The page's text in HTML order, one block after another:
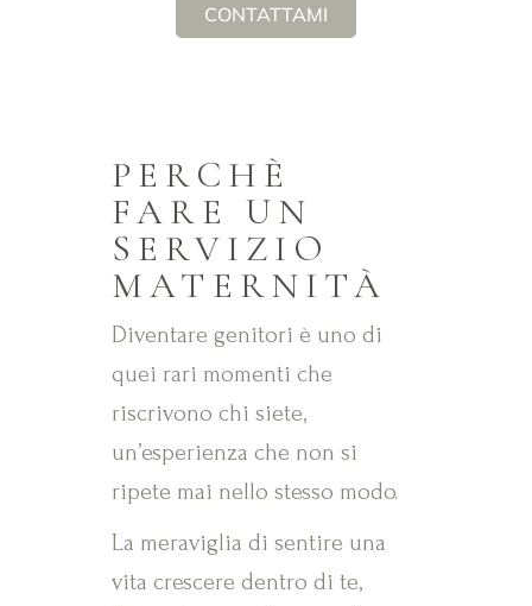
CONTATTAMI
PERCHÈ
FARE UN
SERVIZIO
MATERNITÀ
Diventare genitori è uno di
quei rari momenti che
riscrivono chi siete,
un’esperienza che non si
ripete mai nello stesso modo.
La meraviglia di sentire una
vita crescere dentro di te,